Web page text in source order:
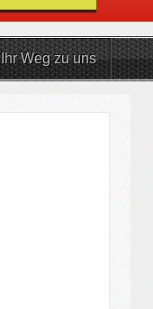
Ihr Weg zu uns